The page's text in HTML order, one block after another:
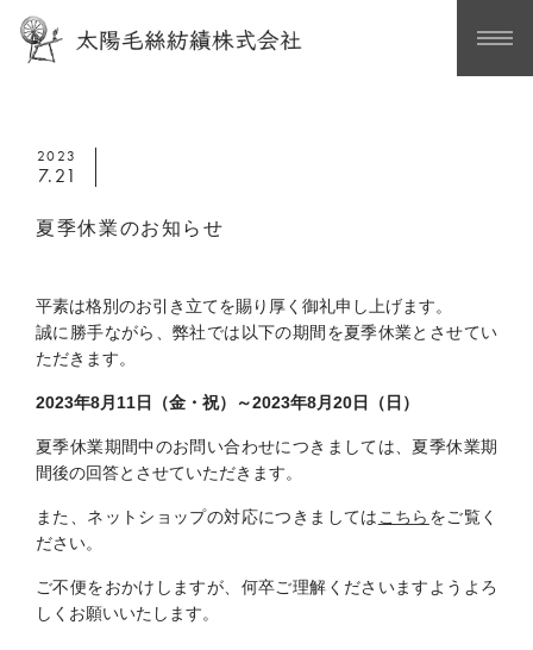
2023
7.21
夏季休業のお知らせ
平素は格別のお引き立てを賜り厚く御礼申し上げます。
誠に勝手ながら、弊社では以下の期間を夏季休業とさせてい
ただきます。
2023年8月11日（金・祝）～2023年8月20日（日）
夏季休業期間中のお問い合わせにつきましては、夏季休業期
間後の回答とさせていただきます。
また、ネットショップの対応につきましては こちら をご覧く
ださい。
ご不便をおかけしますが、何卒ご理解くださいますようよろ
しくお願いいたします。